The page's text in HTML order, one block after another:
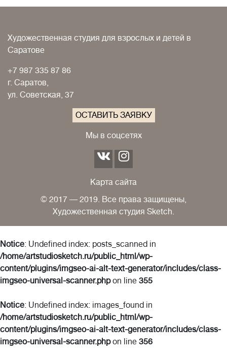
Художественная студия для взрослых и детей в
Саратове
+7 987 335 87 86
г. Саратов,
ул. Советская, 37
ОСТАВИТЬ ЗАЯВКУ
Мы в соцсетях
Карта сайта
© 2017 — 2019. Все права защищены,
Художественная студия Sketch.
Notice: Undefined index: posts_scanned in
/home/artstudiosketch.ru/public_html/wp-
content/plugins/imgseo-ai-alt-text-generator/includes/class-
imgseo-universal-scanner.phpon line 355
Notice: Undefined index: images_found in
/home/artstudiosketch.ru/public_html/wp-
content/plugins/imgseo-ai-alt-text-generator/includes/class-
imgseo-universal-scanner.phpon line 356